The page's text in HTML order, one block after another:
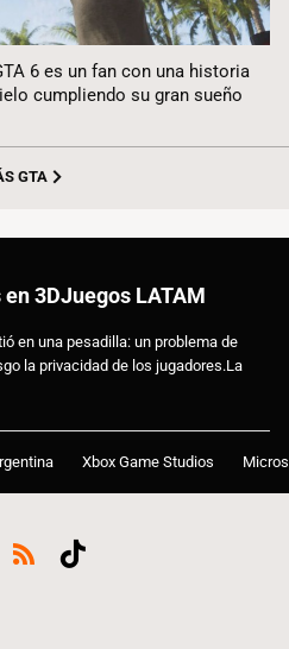
6 es un fan con una historia
cumpliendo su gran sueño
GTA
3DJuegos LATAM
en una pesadilla: un problema de
la privacidad de los jugadores.La
Xbox Game Studios